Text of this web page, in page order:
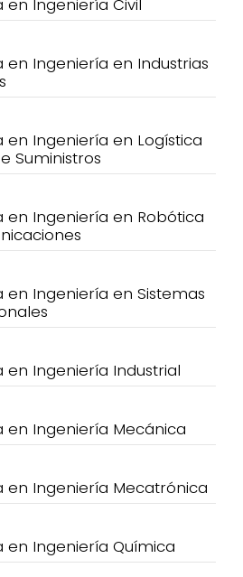
en Ingeniería Civil
en Ingeniería en Industrias
en Ingeniería en Logística
Suministros
en Ingeniería en Robótica
en Ingeniería en Sistemas
en Ingeniería Industrial
en Ingeniería Mecánica
en Ingeniería Mecatrónica
en Ingeniería Química